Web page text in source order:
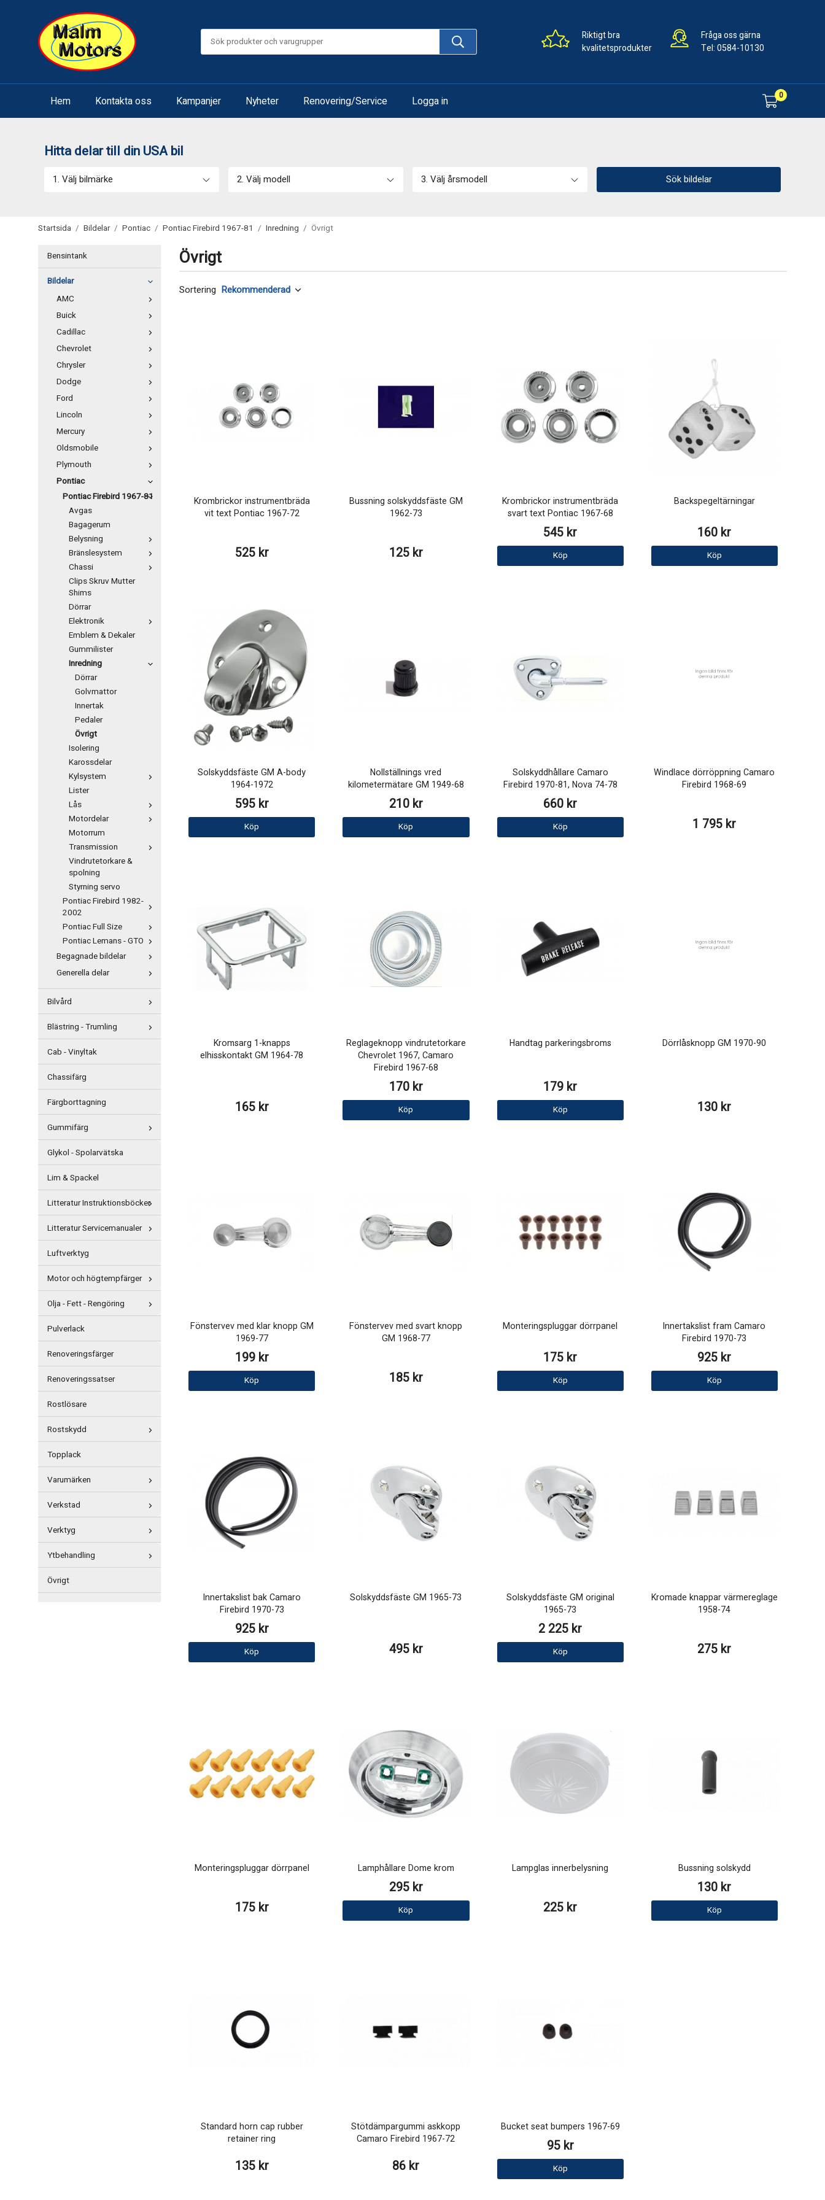
Riktigt bra
kvalitetsprodukter
Fråga oss gärna
Tel:0584-10130
Hem Kontakta oss Kampanjer Nyheter Renovering/Service Logga in 0
Hitta delar till din USA bil
1. Välj bilmärke 2. Välj modell 3. Välj årsmodell Sök bildelar
Startsida / Bildelar / Pontiac / Pontiac Firebird 1967-81 / Inredning / Övrigt
Bensintank
Bildelar
AMC
Buick
Cadillac
Chevrolet
Chrysler
Dodge
Ford
Lincoln
Mercury
Oldsmobile
Plymouth
Pontiac
Pontiac Firebird 1967-81
Avgas
Bagagerum
Belysning
Bränslesystem
Chassi
Clips Skruv Mutter
Shims
Dörrar
Elektronik
Emblem & Dekaler
Gummilister
Inredning
Dörrar
Golvmattor
Innertak
Pedaler
Övrigt
Isolering
Karossdelar
Kylsystem
Lister
Lås
Motordelar
Motorrum
Transmission
Vindrutetorkare &
spolning
Styrning servo
Pontiac Firebird 1982-
2002
Pontiac Full Size
Pontiac Lemans - GTO
Begagnade bildelar
Generella delar
Bilvård
Blästring - Trumling
Cab - Vinyltak
Chassifärg
Färgborttagning
Gummifärg
Glykol - Spolarvätska
Lim & Spackel
Litteratur Instruktionsböcker
Litteratur Servicemanualer
Luftverktyg
Motor och högtempfärger
Olja - Fett - Rengöring
Pulverlack
Renoveringsfärger
Renoveringssatser
Rostlösare
Rostskydd
Topplack
Varumärken
Verkstad
Verktyg
Ytbehandling
Övrigt
Övrigt
Sortering
Krombrickor instrumentbräda
vit text Pontiac 1967-72
525 kr
Bussning solskyddsfäste GM
1962-73
125 kr
Krombrickor instrumentbräda
svart text Pontiac 1967-68
545 kr
Köp
Backspegeltärningar
160 kr
Köp
Solskyddsfäste GM A-body
1964-1972
595 kr
Köp
Nollställnings vred
kilometermätare GM 1949-68
210 kr
Köp
Solskyddhållare Camaro
Firebird 1970-81, Nova 74-78
660 kr
Köp
Windlace dörröppning Camaro
Firebird 1968-69
1 795 kr
Kromsarg 1-knapps
elhisskontakt GM 1964-78
165 kr
Reglageknopp vindrutetorkare
Chevrolet 1967, Camaro
Firebird 1967-68
170 kr
Köp
Handtag parkeringsbroms
179 kr
Köp
Dörrlåsknopp GM 1970-90
130 kr
Fönstervev med klar knopp GM
1969-77
199 kr
Köp
Fönstervev med svart knopp
GM 1968-77
185 kr
Monteringspluggar dörrpanel
175 kr
Köp
Innertakslist fram Camaro
Firebird 1970-73
925 kr
Köp
Innertakslist bak Camaro
Firebird 1970-73
925 kr
Köp
Solskyddsfäste GM 1965-73
495 kr
Solskyddsfäste GM original
1965-73
2 225 kr
Köp
Kromade knappar värmereglage
1958-74
275 kr
Monteringspluggar dörrpanel
175 kr
Lamphållare Dome krom
295 kr
Köp
Lampglas innerbelysning
225 kr
Bussning solskydd
130 kr
Köp
Standard horn cap rubber
retainer ring
135 kr
Stötdämpargummi askkopp
Camaro Firebird 1967-72
86 kr
Bucket seat bumpers 1967-69
95 kr
Köp